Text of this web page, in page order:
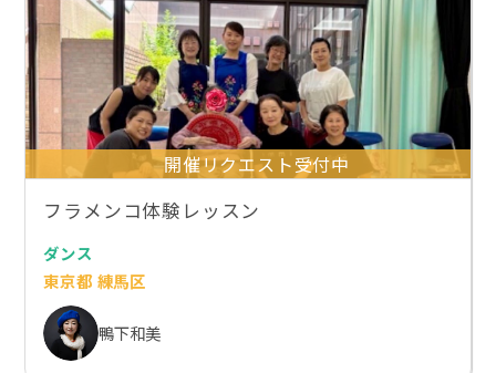
開催リクエスト受付中
フラメンコ体験レッスン
ダンス
東京都 練馬区
鴨下和美